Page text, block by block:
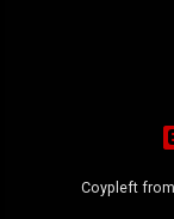
Coypleft from